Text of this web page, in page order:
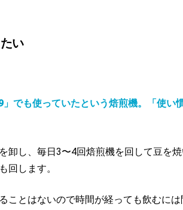
い
でも使っていたという焙煎機。「使
卸し、毎日3〜4回焙煎機を回して豆
回します。
ことはないので時間が経っても飲むに